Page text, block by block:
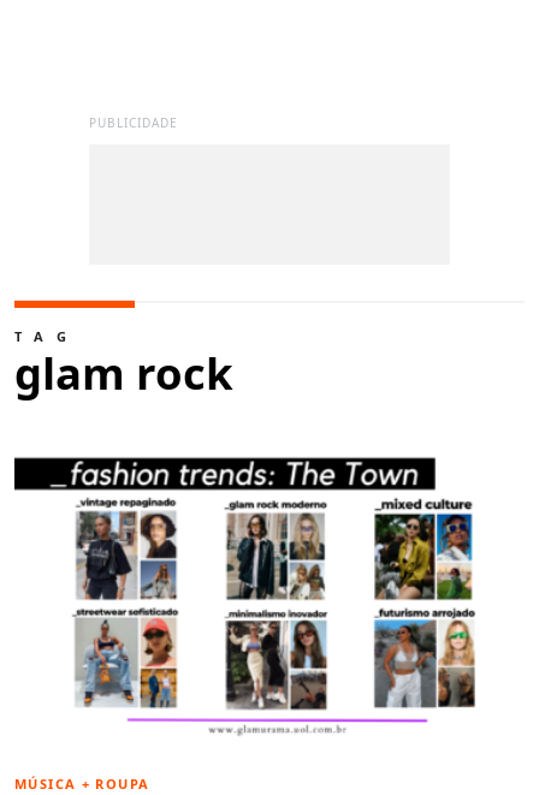
PUBLICIDADE
TAG
glam rock
MÚSICA + ROUPA